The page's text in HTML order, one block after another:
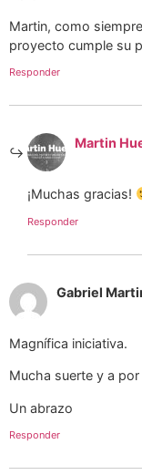
Martin, como
proyecto cumple su
Responder
Martin
¡Muchas gracias!
Responder
Gabriel
Magnífica iniciativa.
Mucha suerte y a
Un abrazo
Responder